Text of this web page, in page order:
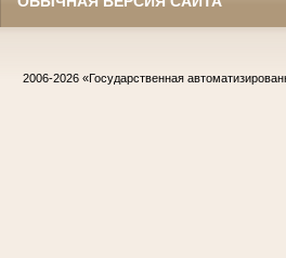
2006-2026 «Государственная